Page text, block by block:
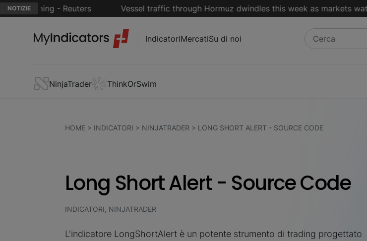
NOTIZIE - Reuters Vessel traffic through Hormuz dwindles this week as markets watch
IndicatoriMercatiSu di noi
NinjaTrader ThinkOrSwim
HOME> INDICATORI > NINJATRADER > LONG SHORT ALERT - SOURCE CODE
Long Short Alert - Source Code
INDICATORI, NINJATRADER
L'indicatore LongShortAlert è un potente strumento di trading progettato